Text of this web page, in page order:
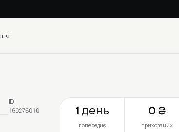
ID:
160276010
1 день
попереднє
0 ₴
прихованих